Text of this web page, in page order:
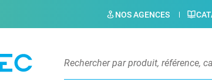
NOS AGENCES